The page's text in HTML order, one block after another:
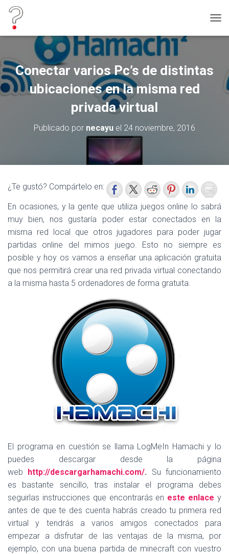
A
G
C
Ó
Conectar varios Pc’s de distintas
ubicaciones en la misma red
privada virtual
Publicado por necayu el 24 noviembre, 2016
¿Te gustó? Compártelo en:
En ocasiones, y la gente que utiliza juegos online lo sabrá
muy bien, nos gustaría poder estar conectados en la
misma red local que otros jugadores para poder jugar
partidas online del mimos juego. Esto no siempre es
posible y hoy os vamos a enseñar una aplicación gratuita
que nos permitirá crear una red privada virtual conectando
a la misma hasta 5 ordenadores de forma gratuita.
El programa en cuestión se llama LogMeIn Hamachi y lo
puedes descargar desde la página
web http://descargarhamachi.com/. Su funcionamiento
es bastante sencillo, tras instalar el programa debes
seguirlas instrucciones que encontrarás en este enlace y
antes de que te des cuenta habrás creado tu primera red
virtual y tendrás a varios amigos conectados para
empezar a disfrutar de las ventajas de la misma, por
ejemplo, con una buena partida de minecraft con vuestro